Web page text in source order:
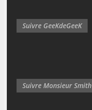
Suivre GeeKdeGeeK
Suivre Monsieur Smith